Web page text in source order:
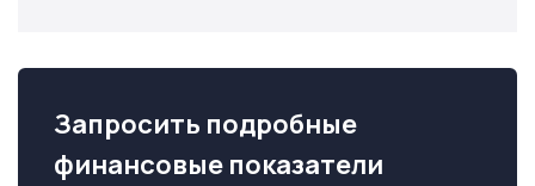
Запросить подробные
финансовые показатели